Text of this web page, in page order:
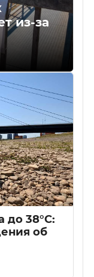
из-за
38°C:
об